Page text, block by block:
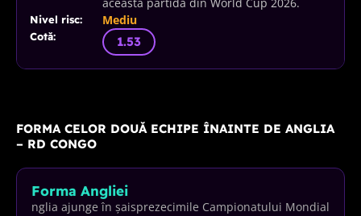
Nivel risc: Mediu
Cotă: 1.53
FORMA CELOR DOUĂ ECHIPE ÎNAINTE DE ANGLIA
– RD CONGO
Forma Angliei
nglia ajunge în șaisprezecimile Campionatului Mondial